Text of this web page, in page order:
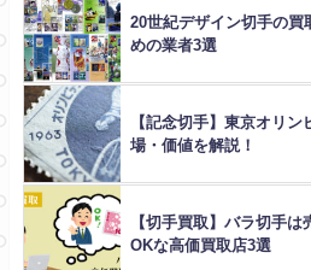
20世紀デザイン切手の買
めの業者3選
【記念切手】東京オリ
場・価値を解説！
【切手買取】バラ切手
OKな高価買取店3選